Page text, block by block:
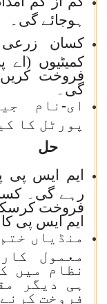
ہوجائے گی۔
کسان زرعی
کمیٹیوں
فروخت کریں
گی۔
ای-نام
پورٹل کا
حل
ایم ایس
رہے گی۔
فروخت
ایم ایس پی کا
منڈیاں
معمول
نظام میں
ہی دیگر
فروخت